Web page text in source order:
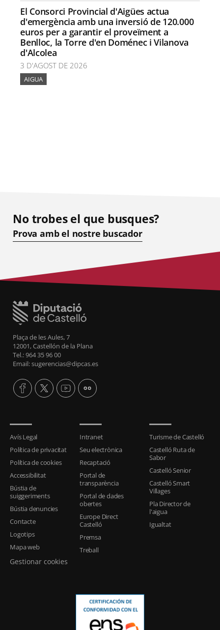
El Consorci Provincial d'Aigües actua
d'emergència amb una inversió de 120.000
euros per a garantir el proveïment a
Benlloc, la Torre d'en Doménec i Vilanova
d'Alcolea
3 D'AGOST DE 2026
AIGUA
No trobes el que busques?
Prova amb el nostre buscador
Plaça de les Aules, 7
12001, Castellón de la Plana
Tel.: 964 35 96 00
Email: sugerencias@dipcas.es
Avís Legal
Política de privacitat
Política de cookies
Accessibilitat
Bústia de
suiggeriments
Bústia denuncies
Contacte
Logotips
Mapa web
Gestionar cookies
Intranet
Seu electrònica
Recaptació
Portal de
transparència
Portal de dades
obertes
Europe Direct
Castelló
Premsa
Treball
Turisme de Castelló
Castelló Ruta de
Sabor
Castelló Senior
Castelló Smart
Villages
Pla Director de
l'aigua
Igualtat